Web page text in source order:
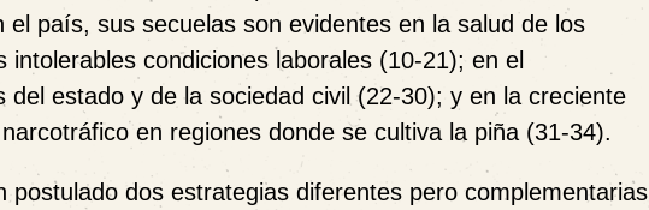
país, sus secuelas son evidentes en la salud de los
condiciones laborales (10-21); en el
estado y de la sociedad civil (22-30); y en la creciente
en regiones donde se cultiva la piña (31-34).
dos estrategias diferentes pero complementarias